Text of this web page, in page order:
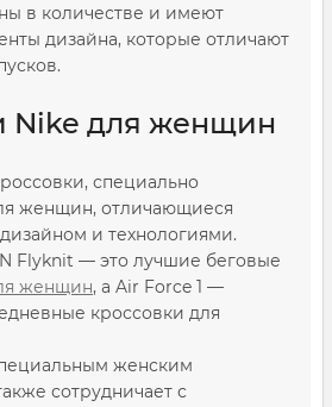
в количестве и имеют
дизайна, которые отличают
Nike для женщин
специально
женщин, отличающиеся
и технологиями.
Flyknit — это лучшие беговые
женщин, а Air Force 1 —
кроссовки для
женским
сотрудничает с